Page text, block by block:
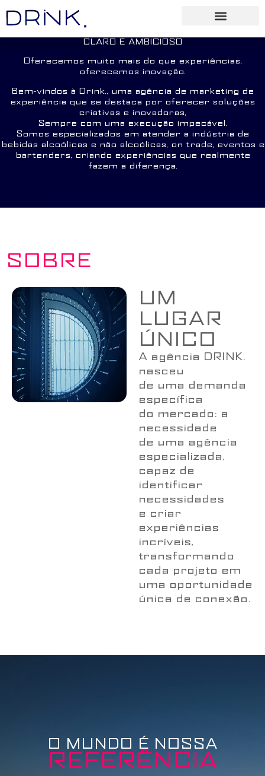
CLARO E AMBICIOSO
Oferecemos muito mais do que experiências,
oferecemos inovação.
Bem-vindos à Drink., uma agência de marketing de
experiência que se destaca por oferecer soluções
criativas e inovadoras,
Sempre com uma execução impecável.
Somos especializados em atender a indústria de
bebidas alcoólicas e não alcoólicas, on trade, eventos e
bartenders, criando experiências que realmente
fazem a diferença.
SOBRE
UM
LUGAR
ÚNICO
A agência DRINK.
nasceu
de uma demanda
específica
do mercado: a
necessidade
de uma agência
especializada,
capaz de
identificar
necessidades
e criar
experiências
incríveis,
transformando
cada projeto em
uma oportunidade
única de conexão.
O MUNDO É NOSSA
REFERÊNCIA